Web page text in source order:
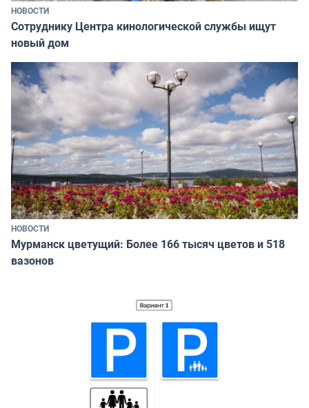
НОВОСТИ
Сотруднику Центра кинологической службы ищут
новый дом
НОВОСТИ
Мурманск цветущий: Более 166 тысяч цветов и 518
вазонов